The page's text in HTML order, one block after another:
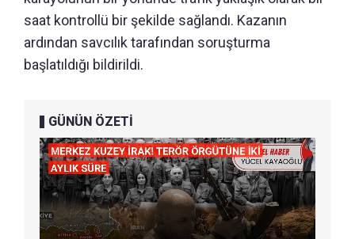
saat kontrollü bir şekilde sağlandı. Kazanın
ardından savcılık tarafından soruşturma
başlatıldığı bildirildi.
GÜNÜN ÖZETİ